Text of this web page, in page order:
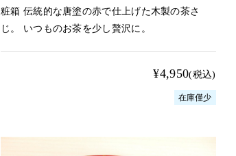
粧箱 伝統的な唐塗の赤で仕上げた木製の茶さ
じ。 いつものお茶を少し贅沢に。
¥4,950(税込)
在庫僅少